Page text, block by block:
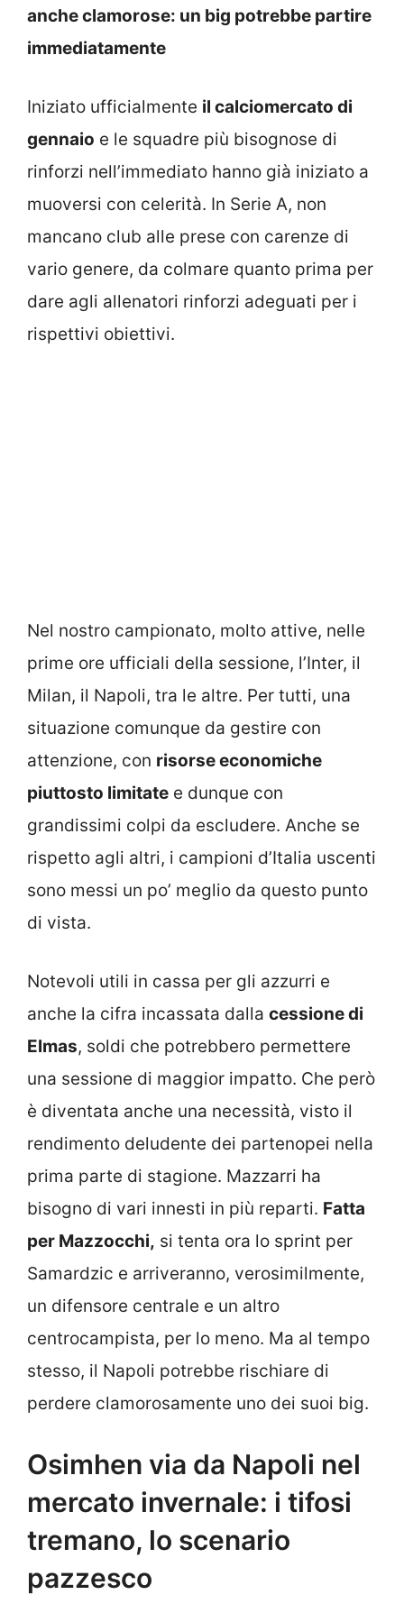
anche clamorose: un big potrebbe partire
immediatamente
Iniziato ufficialmente il calciomercato di
gennaio e le squadre più bisognose di
rinforzi nell’immediato hanno già iniziato a
muoversi con celerità. In Serie A, non
mancano club alle prese con carenze di
vario genere, da colmare quanto prima per
dare agli allenatori rinforzi adeguati per i
rispettivi obiettivi.
Nel nostro campionato, molto attive, nelle
prime ore ufficiali della sessione, l’Inter, il
Milan, il Napoli, tra le altre. Per tutti, una
situazione comunque da gestire con
attenzione, con risorse economiche
piuttosto limitate e dunque con
grandissimi colpi da escludere. Anche se
rispetto agli altri, i campioni d’Italia uscenti
sono messi un po’ meglio da questo punto
di vista.
Notevoli utili in cassa per gli azzurri e
anche la cifra incassata dalla cessione di
Elmas, soldi che potrebbero permettere
una sessione di maggior impatto. Che però
è diventata anche una necessità, visto il
rendimento deludente dei partenopei nella
prima parte di stagione. Mazzarri ha
bisogno di vari innesti in più reparti. Fatta
per Mazzocchi, si tenta ora lo sprint per
Samardzic e arriveranno, verosimilmente,
un difensore centrale e un altro
centrocampista, per lo meno. Ma al tempo
stesso, il Napoli potrebbe rischiare di
perdere clamorosamente uno dei suoi big.
Osimhen via da Napoli nel
mercato invernale: i tifosi
tremano, lo scenario
pazzesco